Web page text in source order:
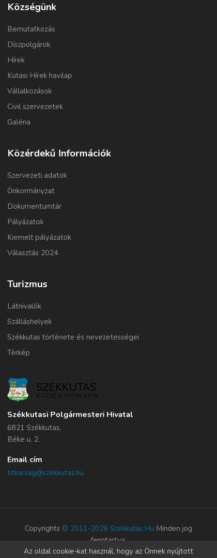
Községünk
Bemutatkozás
Díszpolgárok
Hírek
Kutasi Hírek havilap
Vállalkozások
Civil szervezetek
Galéria
Közérdekű Információk
Szervezeti adatok
Önkormányzat
Dokumentumtár
Pályázatok
Kiemelt pályázatok
Választás 2024
Turizmus
Látnivalók
Szálláshelyek
Székkutas története és nevezetességei
Térkép
SZÉKKUTAS
KÖZSÉG HONLAPJA
Székkutasi Polgármesteri Hivatal
6821 Székkutas,
Béke u. 2.
Email cím
titkarsag@szekkutas.hu
Copyrights © 2011-2026 Szekkutas.hu Minden jog
fenntartva.
Süti szabályzat
Az oldal cookie-kat használ, hogy az Önnek nyújtott